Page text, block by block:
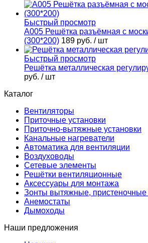
Быстрый просмотр
А005 Решётка разъёмная с
(300*200) 189 руб. / шт
Быстрый просмотр
Решётка металлическая
руб. / шт
Каталог
Вентиляторы
Приточные установки
Приточно-вытяжные установки
Канальные нагреватели
Автоматика для вентиляции
Воздуховоды
Сетевые элементы
Решётки вентиляционные
Аксессуары для монтажа
Зонты вытяжные, пристеночные
Анемостаты
Дымоходы
Наши предложения